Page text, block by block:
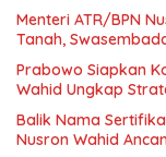
Menteri ATR/BPN
Tanah,
Prabowo Siapkan Kota-Kota Baru!
Wahid Ungkap
Balik Nama
Nusron Wahid